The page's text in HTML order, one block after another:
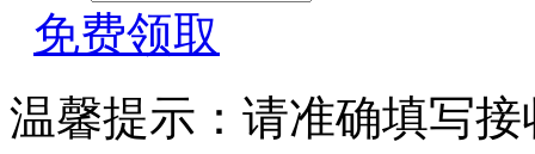
免费领取
温馨提示：请准确填写